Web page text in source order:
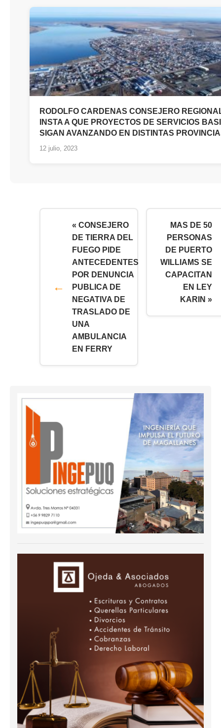
RODOLFO CARDENAS CONSEJERO
INSTA A QUE PROYECTOS DE SERVICIOS
SIGAN AVANZANDO EN DISTINTAS
12 julio, 2023
« CONSEJERO
DE TIERRA DEL
FUEGO PIDE
ANTECEDENTES
POR DENUNCIA
PUBLICA DE
NEGATIVA DE
TRASLADO DE
UNA
AMBULANCIA
EN FERRY
MAS DE 50
PERSONAS
DE PUERTO
WILLIAMS SE
CAPACITAN
EN LEY
KARIN »